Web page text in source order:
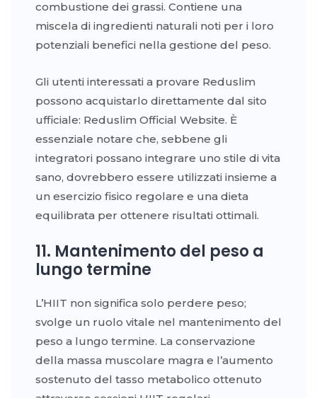
combustione dei grassi. Contiene una
miscela di ingredienti naturali noti per i loro
potenziali benefici nella gestione del peso.
Gli utenti interessati a provare Reduslim
possono acquistarlo direttamente dal sito
ufficiale: Reduslim Official Website. È
essenziale notare che, sebbene gli
integratori possano integrare uno stile di vita
sano, dovrebbero essere utilizzati insieme a
un esercizio fisico regolare e una dieta
equilibrata per ottenere risultati ottimali.
11. Mantenimento del peso a
lungo termine
L’HIIT non significa solo perdere peso;
svolge un ruolo vitale nel mantenimento del
peso a lungo termine. La conservazione
della massa muscolare magra e l’aumento
sostenuto del tasso metabolico ottenuto